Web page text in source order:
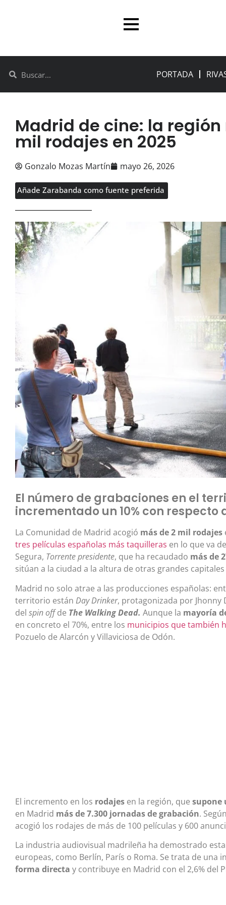
PORTADA
Madrid de cine: la
mil rodajes en 2025
Gonzalo Mozas Martín mayo 26, 2026
Añade Zarabanda como fuente preferida
El número de grabaciones en el
incrementado un 10% con respecto
La Comunidad de Madrid acogió más de 2 mil rodajes
tres películas españolas más taquilleras en lo que va
Segura, Torrente presidente, que ha recaudado más de
sitúan a la ciudad a la altura de otras grandes
Madrid no solo atrae a las producciones españolas:
territorio están Day Drinker, protagonizada por Jhonny
del spin offde The Walking Dead. Aunque la mayoría
en concreto el 70%, entre los municipios que también
Pozuelo de Alarcón y Villaviciosa de Odón.
El incremento en los rodajes en la región, que supone
en Madrid más de 7.300 jornadas de grabación.
acogió los rodajes de más de 100 películas y 600
La industria audiovisual madrileña ha demostrado
europeas, como Berlín, París o Roma. Se trata de una
forma directa y contribuye en Madrid con el 2,6% del